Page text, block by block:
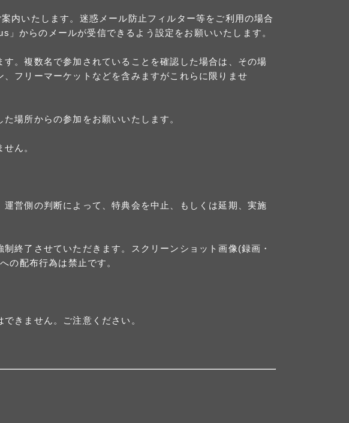
内いたします。迷惑メール防止フィルター等をご利用の場合
からのメールが受信できるよう設定をお願いいたします。
。複数名で参加されていることを確認した場合は、その場
フリーマーケットなどを含みますがこれらに限りませ
場所からの参加をお願いいたします。
ん。
営側の判断によって、特典会を中止、もしくは延期、実施
終了させていただきます。スクリーンショット画像(録画・
の配布行為は禁止です。
きません。ご注意ください。